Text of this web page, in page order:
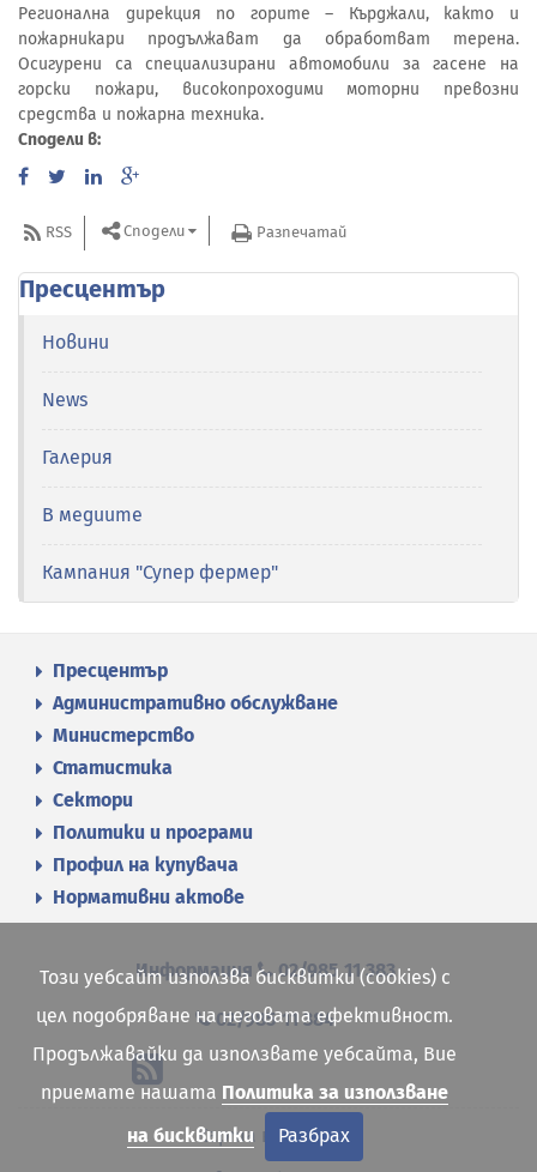
Регионална дирекция по горите – Кърджали, както и
пожарникари продължават да обработват терена.
Осигурени са специализирани автомобили за гасене на
горски пожари, високопроходими моторни превозни
средства и пожарна техника.
Сподели в:
RSS Сподели Разпечатай
Пресцентър
Новини
News
Галерия
В медиите
Кампания "Супер фермер"
Пресцентър
Административно обслужване
Министерство
Статистика
Сектори
Политики и програми
Профил на купувача
Нормативни актове
Информация 02/985 11 383
02/985 11 384
Карта на сайта
Този уебсайт използва бисквитки (cookies) с
цел подобряване на неговата ефективност.
Продължавайки да използвате уебсайта, Вие
приемате нашата Политика за използване
на бисквитки
Разбрах